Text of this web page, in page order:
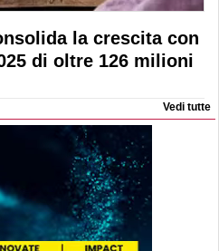
la crescita con
di oltre 126 milioni
Vedi tutte